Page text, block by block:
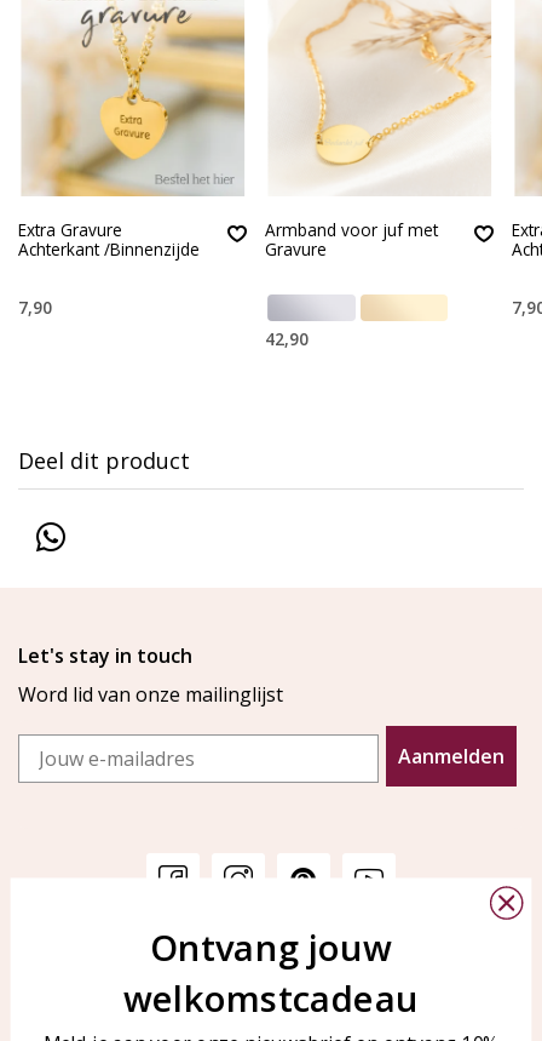
Extra Gravure
Achterkant /Binnenzijde
7,90
Armband voor juf met
Gravure
42,90
Deel dit product
Let's stay in touch
Word lid van onze mailinglijst
Email
Aanmelden
Veelgestelde vragen
Sieraden onderhouden
KAYA Sieraden
Bellen of WhatsApp Ma-Vr
tussen 09:00-17:00
Ontvang jouw
welkomstcadeau